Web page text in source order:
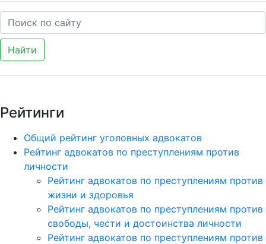
Найти
Рейтинги
Общий рейтинг уголовных адвокатов
Рейтинг адвокатов по преступлениям против
личности
Рейтинг адвокатов по преступлениям против
жизни и здоровья
Рейтинг адвокатов по преступлениям против
свободы, чести и достоинства личности
Рейтинг адвокатов по преступлениям против